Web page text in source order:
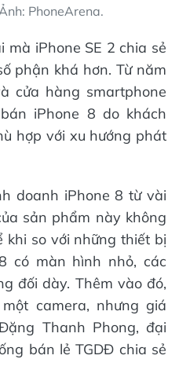
PhoneArena.
mà iPhone SE 2 chia sẻ
phận khá hơn. Từ năm
cửa hàng smartphone
iPhone 8 do khách
hợp với xu hướng phát
doanh iPhone 8 từ vài
sản phẩm này không
so với những thiết bị
có màn hình nhỏ, các
đối dày. Thêm vào đó,
camera, nhưng giá
Thanh Phong, đại
bán lẻ TGDĐ chia sẻ